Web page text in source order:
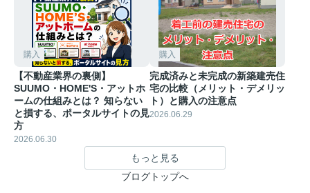
購入
【不動産業界の裏側】
SUUMO・HOME'S・アットホ
ームの仕組みとは？ 知らない
と損する、ポータルサイトの見
方
2026.06.30
購入
完成済みと未完成の新築建売住
宅の比較（メリット・デメリッ
ト）と購入の注意点
2026.06.29
もっと見る
ブログトップへ